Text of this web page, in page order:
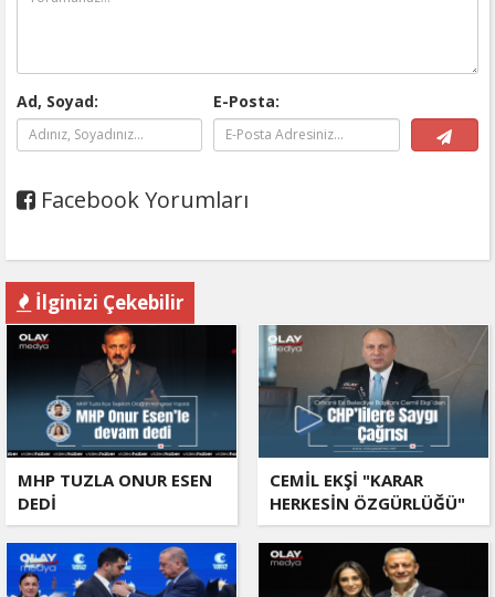
Ad, Soyad: E-Posta:
Facebook Yorumları
İlginizi Çekebilir
MHP TUZLA ONUR ESEN
DEDİ
CEMİL EKŞİ "KARAR
HERKESİN ÖZGÜRLÜĞÜ"